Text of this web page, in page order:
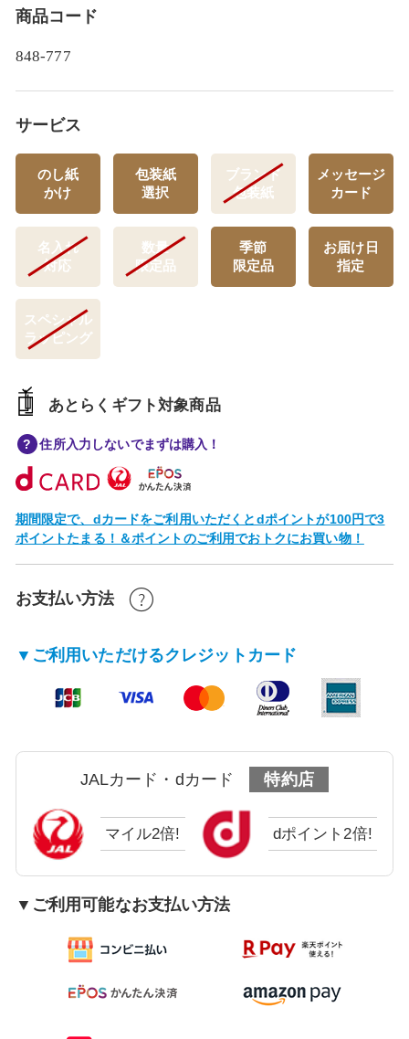
商品コード
848-777
サービス
のし紙
かけ
包装紙
選択
ブランド
包装紙
メッセージ
カード
名入れ
対応
数量
限定品
季節
限定品
お届け日
指定
スペシャル
ラッピング
あとらくギフト対象商品
住所入力しないでまずは購入！
期間限定で、dカードをご利用いただくとdポイントが100円で3
ポイントたまる！＆ポイントのご利用でおトクにお買い物！
お支払い方法
▼ご利用いただけるクレジットカード
JALカード・dカード 特約店
マイル2倍! dポイント2倍!
▼ご利用可能なお支払い方法